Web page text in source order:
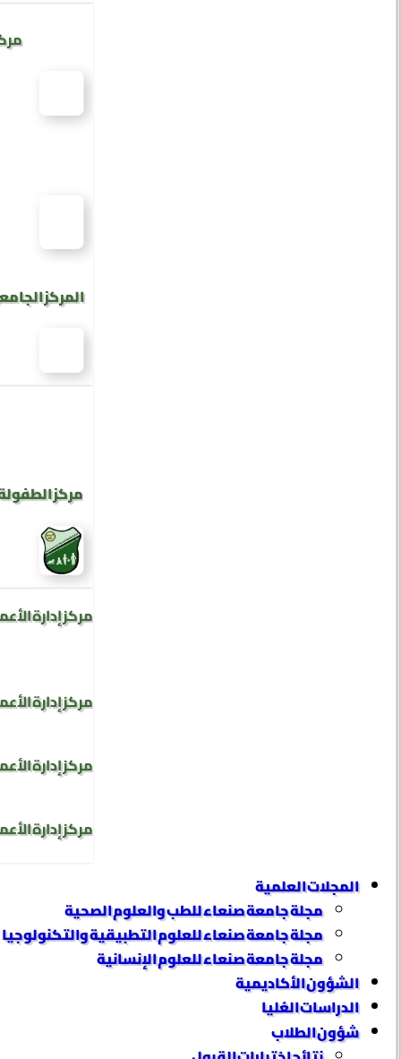
المركز
مركز
مركز إدارة
مركز إدارة
مركز إدارة
مركز إدارة
المجلات العلمية
مجلة جامعة صنعاء للطب والعلوم الصحية
مجلة جامعة صنعاء للعلوم التطبيقية والتكنولوجيا
مجلة جامعة صنعاء للعلوم الإنسانية
الشؤون الأكاديمية
الدراسات العُليا
شؤون الطلاب